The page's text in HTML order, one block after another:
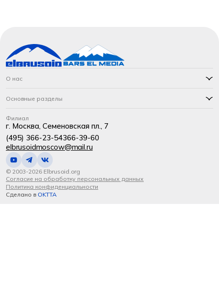
О нас
Основные разделы
Филиал
г. Москва, Семеновская пл., 7
(495) 366-23-54366-39-60
elbrusoidmoscow@mail.ru
© 2003-2026 Elbrusoid.org
Согласие на обработку персональных данных
Политика конфиденциальности
Сделано в OKTTA